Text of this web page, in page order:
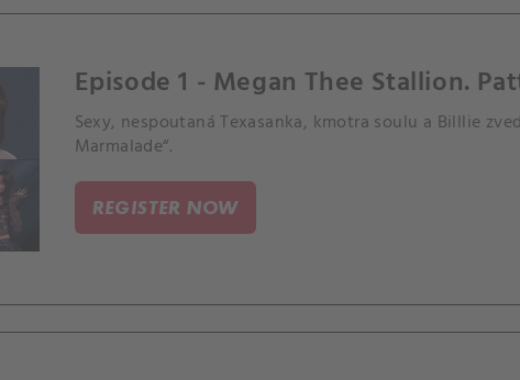
Episode 1 - Megan Thee Stallion.
Sexy, nespoutaná Texasanka, kmotra soulu a Billlie
Marmalade“.
REGISTER NOW